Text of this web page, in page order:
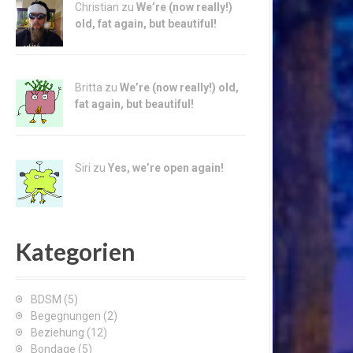
Christian zu We’re (now really!)
old, fat again, but beautiful!
Britta zu We’re (now really!) old,
fat again, but beautiful!
Siri zu Yes, we’re open again!
Kategorien
BDSM (5)
Begegnungen (2)
Beziehung (12)
Bondage (5)